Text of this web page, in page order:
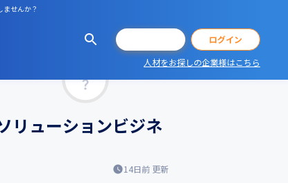
せんか？
ログイン
人材をお探しの企業様はこちら
リューションビジネ
14日前 更新